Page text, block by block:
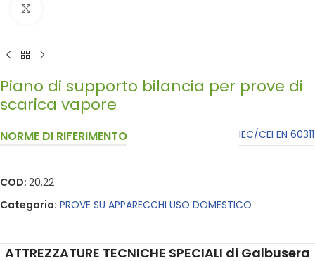
Piano di supporto bilancia per prove di
scarica vapore
NORME DI RIFERIMENTO IEC/CEI EN 60311
COD: 20.22
Categoria: PROVE SU APPARECCHI USO DOMESTICO
ATTREZZATURE TECNICHE SPECIALI di Galbusera